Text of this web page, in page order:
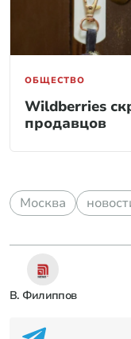
ОБЩЕСТВО
Wildberries
продавцов
Москва
В. Филиппов